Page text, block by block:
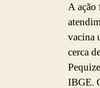
A ação
vacina
cerca
IBGE.